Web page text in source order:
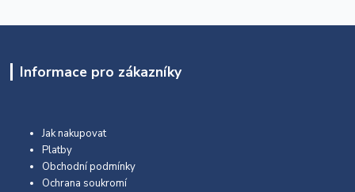
Informace pro zákazníky
Jak nakupovat
Platby
Obchodní podmínky
Ochrana soukromí